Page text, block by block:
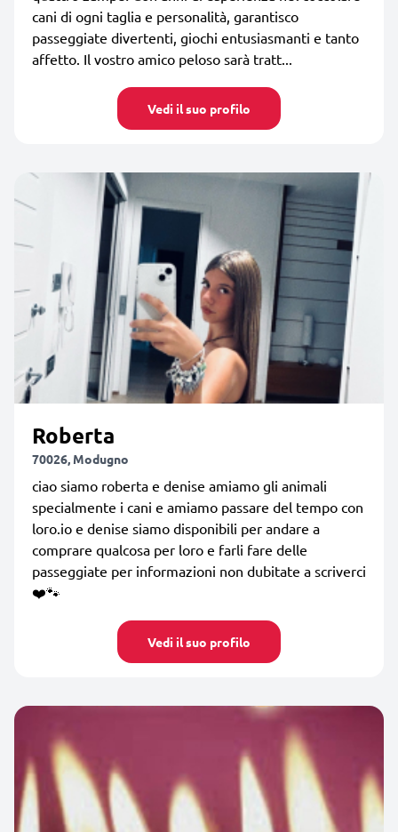
cani di ogni taglia e personalità, garantisco
passeggiate divertenti, giochi entusiasmanti e tanto
affetto. Il vostro amico peloso sarà tratt...
Vedi il suo profilo
Roberta
70026, Modugno
ciao siamo roberta e denise amiamo gli animali
specialmente i cani e amiamo passare del tempo con
loro.io e denise siamo disponibili per andare a
comprare qualcosa per loro e farli fare delle
passeggiate per informazioni non dubitate a scriverci
❤️🐾
Vedi il suo profilo